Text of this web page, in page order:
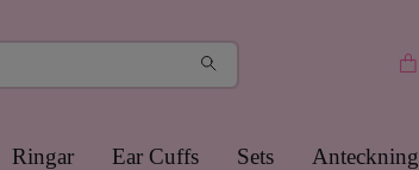
Ringar Ear Cuffs Sets